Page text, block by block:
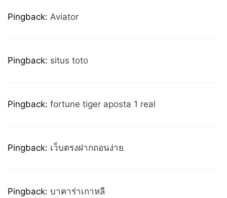
Pingback: Aviator
Pingback: situs toto
Pingback: fortune tiger aposta 1 real
Pingback: เว็บตรงฝากถอนง่าย
Pingback: บาคาร่าเกาหลี